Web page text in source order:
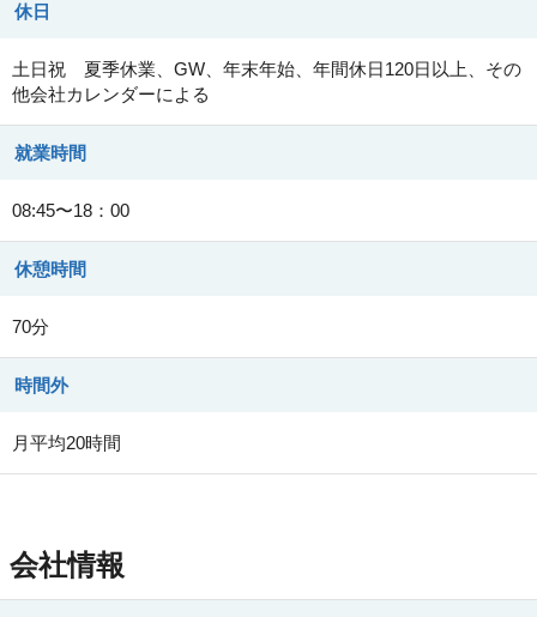
休日
土日祝 夏季休業、GW、年末年始、年間休日120日以上、その
他会社カレンダーによる
就業時間
08:45〜18：00
休憩時間
70分
時間外
月平均20時間
会社情報